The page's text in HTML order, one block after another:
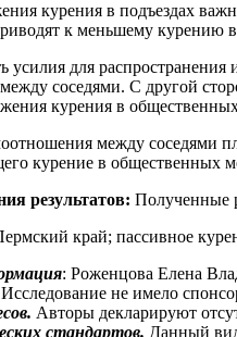
курения в подъездах
к меньшему курению в
усилия для
соседями. С другой
курения в
между соседями
курение в общественных
результатов: Полученные
край; пассивное
: Роженцова Елена
Исследование не имело
Авторы декларируют
стандартов. Данный